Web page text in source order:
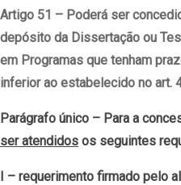
Artigo 51 – Poderá ser
depósito da Dissertação ou
em Programas que tenham
inferior ao estabelecido no art.
Parágrafo único – Para a
ser atendidos os seguintes
I – requerimento firmado pelo